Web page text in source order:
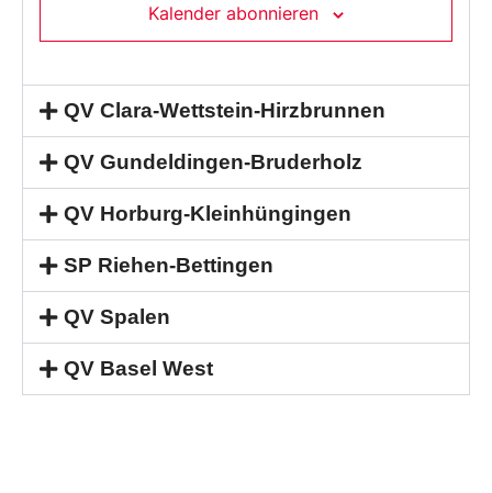
Kalender abonnieren
QV Clara-Wettstein-Hirzbrunnen
QV Gundeldingen-Bruderholz
QV Horburg-Kleinhüngingen
SP Riehen-Bettingen
QV Spalen
QV Basel West